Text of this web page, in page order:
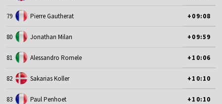
79 Pierre Gautherat +09:08
80 Jonathan Milan +09:59
81 Alessandro Romele +10:06
82 Sakarias Koller +10:10
83 Paul Penhoet +10:10